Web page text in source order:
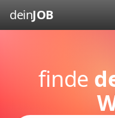
deinJOB
finde